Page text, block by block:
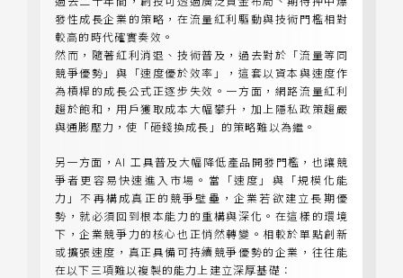
發性成長企業的策略，在流量紅利驅動與技術門檻相對
較高的時代確實奏效。
然而，隨著紅利消退、技術普及，過去對於「流量等同
競爭優勢」與「速度優於效率」，這套以資本與速度作
為槓桿的成長公式正逐步失效。一方面，網路流量紅利
趨於飽和，用戶獲取成本大幅攀升，加上隱私政策趨嚴
與通膨壓力，使「砸錢換成長」的策略難以為繼。
另一方面，AI 工具普及大幅降低產品開發門檻，也讓競
爭者更容易快速進入市場。當「速度」與「規模化能
力」不再構成真正的競爭壁壘，企業若欲建立長期優
勢，就必須回到根本能力的重構與深化。在這樣的環境
下，企業競爭力的核心也正悄然轉變。相較於單點創新
或擴張速度，真正具備可持續競爭優勢的企業，往往能
在以下三項難以複製的能力上建立深厚基礎：